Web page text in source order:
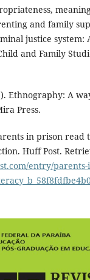
and family
justice system:
and Family
Ethnography: A
Press.
in prison
Huff Post.
entry/